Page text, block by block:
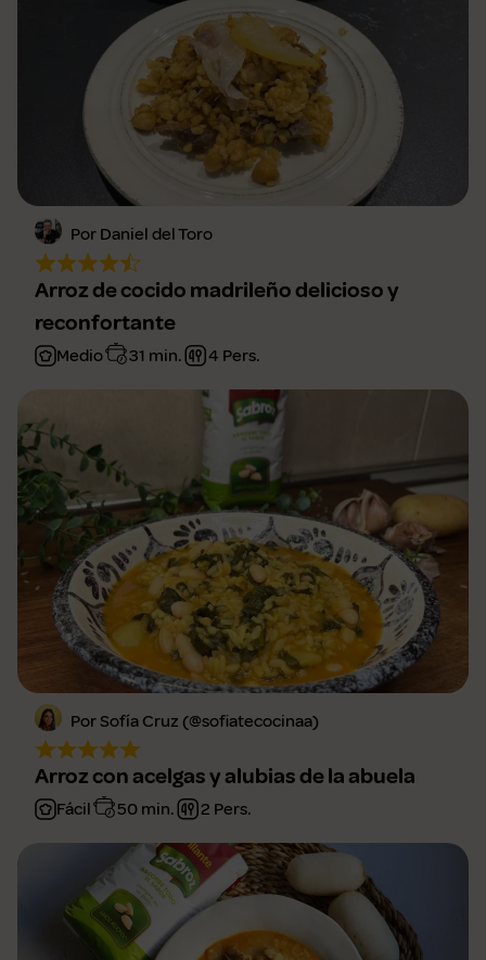
Por Daniel del Toro
Arroz de cocido madrileño delicioso y
reconfortante
Medio 31 min. 4 Pers.
Por Sofía Cruz (@sofiatecocinaa)
Arroz con acelgas y alubias de la abuela
Fácil 50 min. 2 Pers.